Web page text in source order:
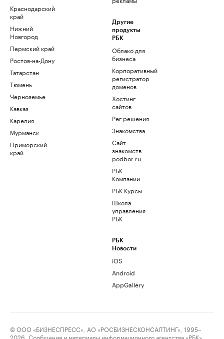
Краснодарский
край
Нижний
Новгород
Пермский край
Ростов-на-Дону
Татарстан
Тюмень
Черноземье
Кавказ
Карелия
Мурманск
Приморский
край
Другие
продукты
РБК
Облако для
бизнеса
Корпоративный
регистратор
доменов
Хостинг
сайтов
Рег.решения
Знакомства
Сайт
знакомств
podbor.ru
РБК
Компании
РБК Курсы
Школа
управления
РБК
РБК
Новости
iOS
Android
AppGallery
© ООО «БИЗНЕСПРЕСС», АО «РОСБИЗНЕСКОНСАЛТИНГ», 1995–
2026. Сообщения и материалы информационного агентства «РБК»